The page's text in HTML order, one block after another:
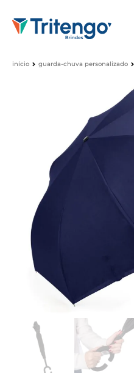
início guarda-chuva personalizado